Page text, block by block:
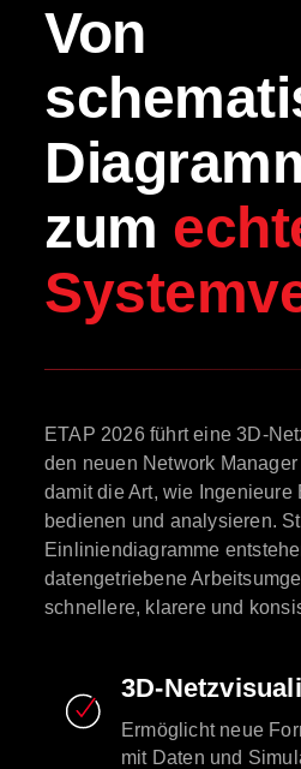
Von
zum
ETAP 2026 führt eine 3D-
den neuen Network
damit die Art, wie Ingenieure
bedienen und analysieren.
Einliniendiagramme
datengetriebene
schnellere, klarere und
3D-
Ermöglicht neue
mit Daten und